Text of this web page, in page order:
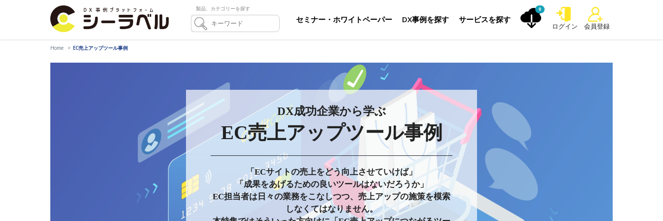
製品、カテゴリーを探す
セミナー・ホワイトペーパー DX事例を探す サービスを探す
0
ログイン 会員登録
Home EC売上アップツール事例
DX成功企業から学ぶ
EC売上アップツール事例
「ECサイトの売上をどう向上させていけば」
「成果をあげるための良いツールはないだろうか」
EC担当者は日々の業務をこなしつつ、売上アップの施策を模索
しなくてはなりません。